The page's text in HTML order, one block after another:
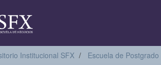
Institucional SFX Escuela de Postgrado